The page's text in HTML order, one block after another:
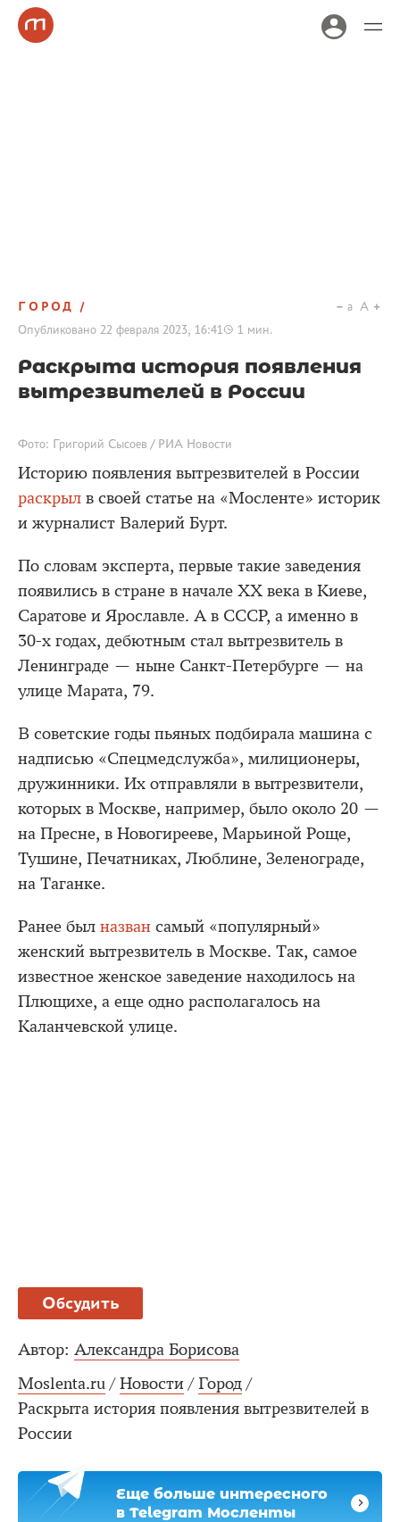
ГОРОД
Опубликовано 22 февраля 2023, 16:41 1 мин.
a A
Раскрыта история появления
вытрезвителей в России
Фото: Григорий Сысоев / РИА Новости
Историю появления вытрезвителей в России
раскрыл в своей статье на «Мосленте» историк
и журналист Валерий Бурт.
По словам эксперта, первые такие заведения
появились в стране в начале ХХ века в Киеве,
Саратове и Ярославле. А в СССР, а именно в
30-х годах, дебютным стал вытрезвитель в
Ленинграде — ныне Санкт-Петербурге — на
улице Марата, 79.
В советские годы пьяных подбирала машина с
надписью «Спецмедслужба», милиционеры,
дружинники. Их отправляли в вытрезвители,
которых в Москве, например, было около 20 —
на Пресне, в Новогирееве, Марьиной Роще,
Тушине, Печатниках, Люблине, Зеленограде,
на Таганке.
Ранее был назван самый «популярный»
женский вытрезвитель в Москве. Так, самое
известное женское заведение находилось на
Плющихе, а еще одно располагалось на
Каланчевской улице.
Обсудить
Автор: Александра Борисова
Moslenta.ru / Новости / Город /
Раскрыта история появления вытрезвителей в
России
Еще больше интересного
в Telegram Мосленты